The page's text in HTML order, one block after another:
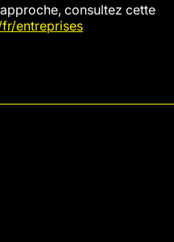
consultez cette
entreprises